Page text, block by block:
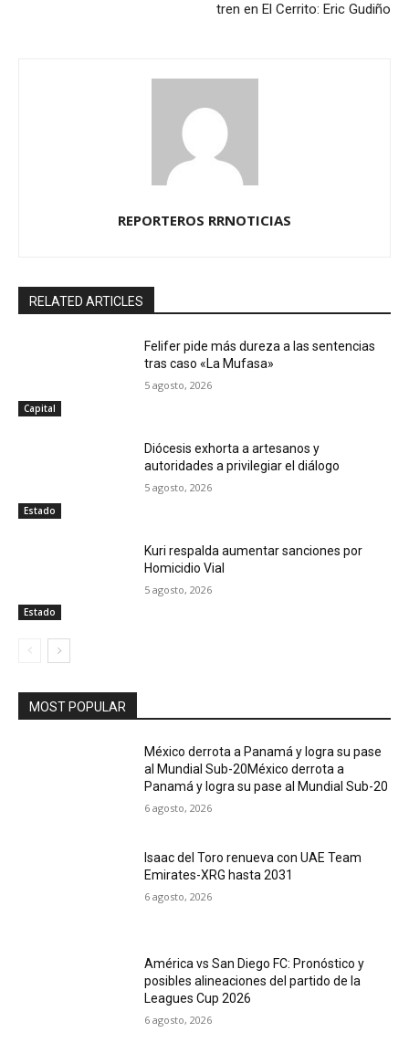
tren en El Cerrito: Eric Gudiño
REPORTEROS RRNOTICIAS
RELATED ARTICLES
Capital
Felifer pide más dureza a las sentencias
tras caso «La Mufasa»
5 agosto, 2026
Estado
Diócesis exhorta a artesanos y
autoridades a privilegiar el diálogo
5 agosto, 2026
Estado
Kuri respalda aumentar sanciones por
Homicidio Vial
5 agosto, 2026
MOST POPULAR
México derrota a Panamá y logra su pase
al Mundial Sub-20México derrota a
Panamá y logra su pase al Mundial Sub-20
6 agosto, 2026
Isaac del Toro renueva con UAE Team
Emirates-XRG hasta 2031
6 agosto, 2026
América vs San Diego FC: Pronóstico y
posibles alineaciones del partido de la
Leagues Cup 2026
6 agosto, 2026